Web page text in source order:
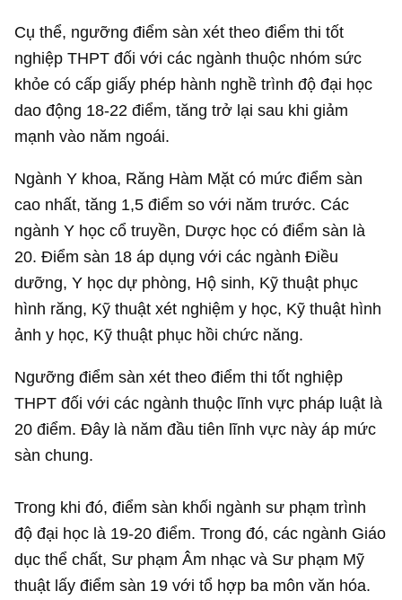
Cụ thể, ngưỡng điểm sàn xét theo điểm thi tốt
nghiệp THPT đối với các ngành thuộc nhóm sức
khỏe có cấp giấy phép hành nghề trình độ đại học
dao động 18-22 điểm, tăng trở lại sau khi giảm
mạnh vào năm ngoái.
Ngành Y khoa, Răng Hàm Mặt có mức điểm sàn
cao nhất, tăng 1,5 điểm so với năm trước. Các
ngành Y học cổ truyền, Dược học có điểm sàn là
20. Điểm sàn 18 áp dụng với các ngành Điều
dưỡng, Y học dự phòng, Hộ sinh, Kỹ thuật phục
hình răng, Kỹ thuật xét nghiệm y học, Kỹ thuật hình
ảnh y học, Kỹ thuật phục hồi chức năng.
Ngưỡng điểm sàn xét theo điểm thi tốt nghiệp
THPT đối với các ngành thuộc lĩnh vực pháp luật là
20 điểm. Đây là năm đầu tiên lĩnh vực này áp mức
sàn chung.
Trong khi đó, điểm sàn khối ngành sư phạm trình
độ đại học là 19-20 điểm. Trong đó, các ngành Giáo
dục thể chất, Sư phạm Âm nhạc và Sư phạm Mỹ
thuật lấy điểm sàn 19 với tổ hợp ba môn văn hóa.